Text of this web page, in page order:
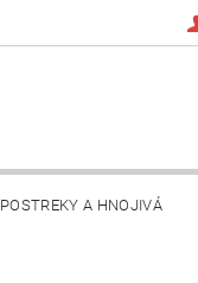
POSTREKY A HNOJIVÁ